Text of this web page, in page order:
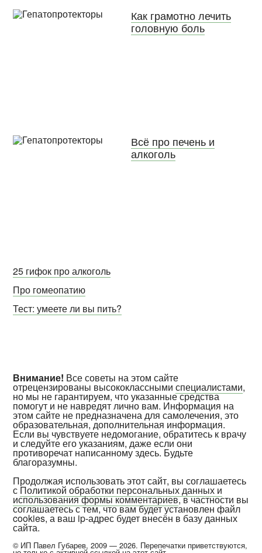
Как грамотно лечить
головную боль
Всё про печень и
алкоголь
25 гифок про алкоголь
Про гомеопатию
Тест: умеете ли вы пить?
Внимание! Все советы на этом сайте
отрецензированы высококласснымиспециалистами,
но мы не гарантируем, что указанные средства
помогут и не навредят лично вам. Информация на
этом сайте не предназначена для самолечения, это
образовательная, дополнительная информация.
Если вы чувствуете недомогание, обратитесь к врачу
и следуйте его указаниям, даже если они
противоречат написанному здесь. Будьте
благоразумны.
Продолжая использовать этот сайт, вы соглашаетесь
с Политикой обработки персональных данных и
использования формы комментариев, в частности вы
соглашаетесь с тем, что вам будет установлен файл
cookies, а ваш ip-адрес будет внесён в базу данных
сайта.
© ИП Павел Губарев, 2009 — 2026. Перепечатки приветствуются,